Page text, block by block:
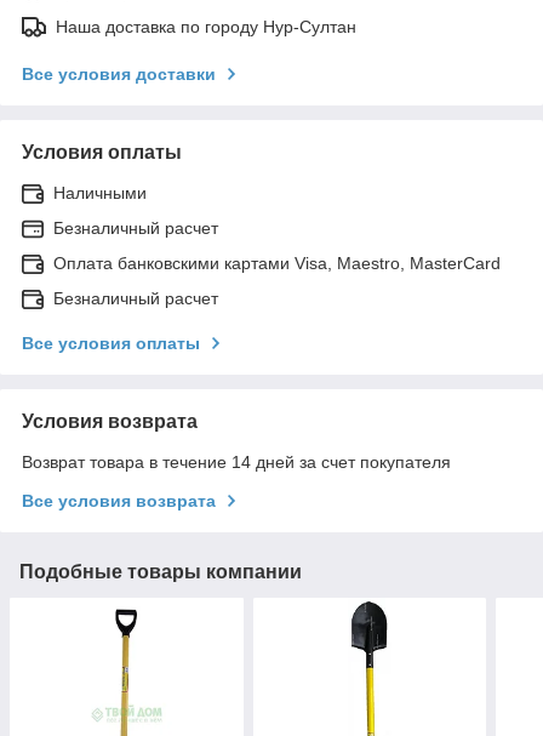
Наша доставка по городу Нур-Султан
Все условия доставки
Условия оплаты
Наличными
Безналичный расчет
Оплата банковскими картами Visa, Maestro, MasterCard
Безналичный расчет
Все условия оплаты
Условия возврата
Возврат товара в течение 14 дней за счет покупателя
Все условия возврата
Подобные товары компании